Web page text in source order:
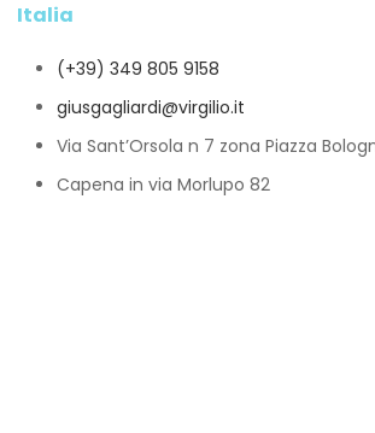
Italia
(+39) 349 805 9158
giusgagliardi@virgilio.it
Via Sant’Orsola n 7 zona Piazza
Capena in via Morlupo 82